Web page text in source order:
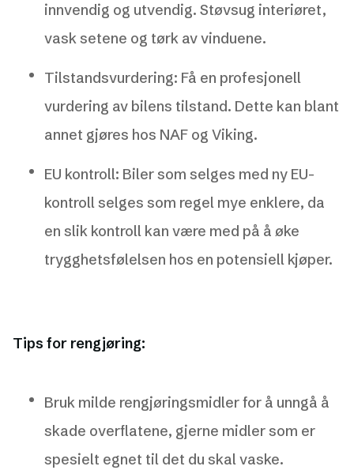
innvendig og utvendig. Støvsug interiøret,
vask setene og tørk av vinduene.
Tilstandsvurdering: Få en profesjonell
vurdering av bilens tilstand. Dette kan blant
annet gjøres hos NAF og Viking.
EU kontroll: Biler som selges med ny EU-
kontroll selges som regel mye enklere, da
en slik kontroll kan være med på å øke
trygghetsfølelsen hos en potensiell kjøper.
Tips for rengjøring:
Bruk milde rengjøringsmidler for å unngå å
skade overflatene, gjerne midler som er
spesielt egnet til det du skal vaske.